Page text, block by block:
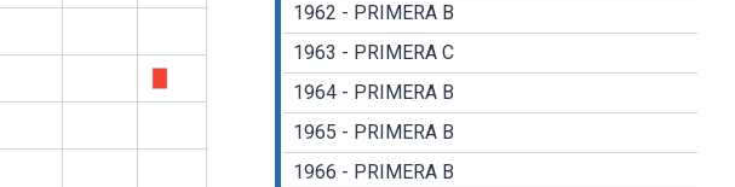
1962 - PRIMERA B
1963 - PRIMERA C
1964 - PRIMERA B
1965 - PRIMERA B
1966 - PRIMERA B